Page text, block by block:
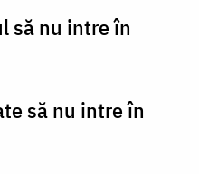
să nu intre în
să nu intre în